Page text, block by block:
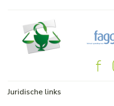
Juridische links